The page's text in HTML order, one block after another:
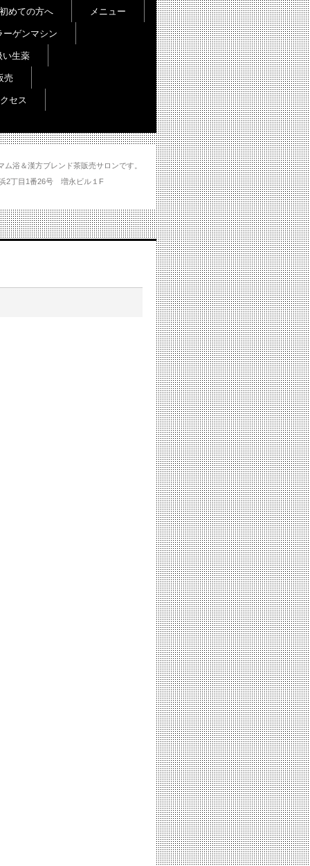
浴＆漢方ブレンド茶販売サロンです。
州浜2丁目1番26号 増永ビル１F
めての方へ メニュー
ーゲンマシン
い生薬
売
セス